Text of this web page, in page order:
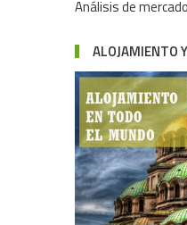
Análisis de
ALOJAMIENTO